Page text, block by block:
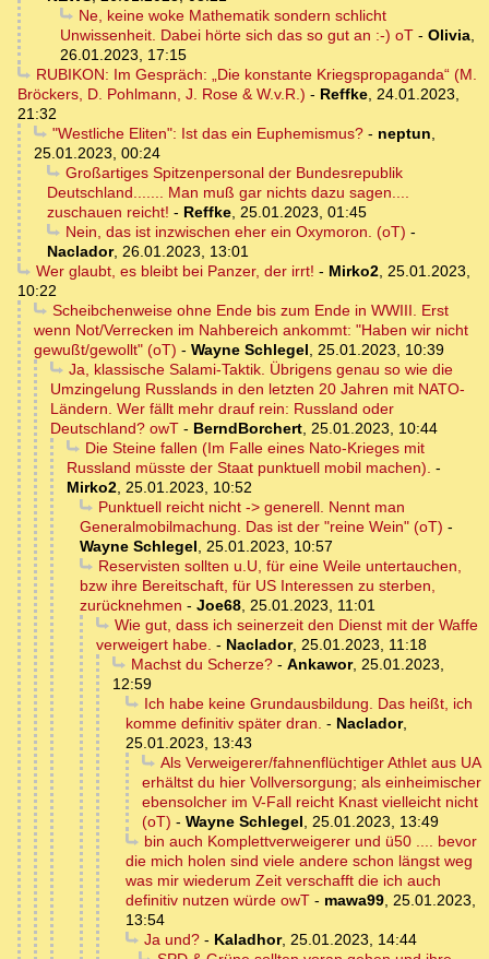
Ne, keine woke Mathematik sondern schlicht
Unwissenheit. Dabei hörte sich das so gut an :-) oT - Olivia,
26.01.2023, 17:15
RUBIKON: Im Gespräch: „Die konstante Kriegspropaganda“ (M.
Bröckers, D. Pohlmann, J. Rose & W.v.R.) - Reffke, 24.01.2023,
21:32
"Westliche Eliten": Ist das ein Euphemismus?- neptun,
25.01.2023, 00:24
Großartiges Spitzenpersonal der Bundesrepublik
Deutschland....... Man muß gar nichts dazu sagen....
zuschauen reicht! - Reffke, 25.01.2023, 01:45
Nein, das ist inzwischen eher ein Oxymoron. (oT) -
Naclador, 26.01.2023, 13:01
Wer glaubt, es bleibt bei Panzer, der irrt! - Mirko2, 25.01.2023,
10:22
Scheibchenweise ohne Ende bis zum Ende in WWIII. Erst
wenn Not/Verrecken im Nahbereich ankommt: "Haben wir nicht
gewußt/gewollt" (oT) - Wayne Schlegel, 25.01.2023, 10:39
Ja, klassische Salami-Taktik. Übrigens genau so wie die
Umzingelung Russlands in den letzten 20 Jahren mit NATO-
Ländern. Wer fällt mehr drauf rein: Russland oder
Deutschland? owT - BerndBorchert, 25.01.2023, 10:44
Die Steine fallen (Im Falle eines Nato-Krieges mit
Russland müsste der Staat punktuell mobil machen). -
Mirko2, 25.01.2023, 10:52
Punktuell reicht nicht -> generell. Nennt man
Generalmobilmachung. Das ist der "reine Wein" (oT) -
Wayne Schlegel, 25.01.2023, 10:57
Reservisten sollten u.U, für eine Weile untertauchen,
bzw ihre Bereitschaft, für US Interessen zu sterben,
zurücknehmen - Joe68, 25.01.2023, 11:01
Wie gut, dass ich seinerzeit den Dienst mit der Waffe
verweigert habe. - Naclador, 25.01.2023, 11:18
Machst du Scherze?- Ankawor, 25.01.2023,
12:59
Ich habe keine Grundausbildung. Das heißt, ich
komme definitiv später dran. - Naclador,
25.01.2023, 13:43
Als Verweigerer/fahnenflüchtiger Athlet aus UA
erhältst du hier Vollversorgung; als einheimischer
ebensolcher im V-Fall reicht Knast vielleicht nicht
(oT) - Wayne Schlegel, 25.01.2023, 13:49
bin auch Komplettverweigerer und ü50 .... bevor
die mich holen sind viele andere schon längst weg
was mir wiederum Zeit verschafft die ich auch
definitiv nutzen würde owT - mawa99, 25.01.2023,
13:54
Ja und?- Kaladhor, 25.01.2023, 14:44